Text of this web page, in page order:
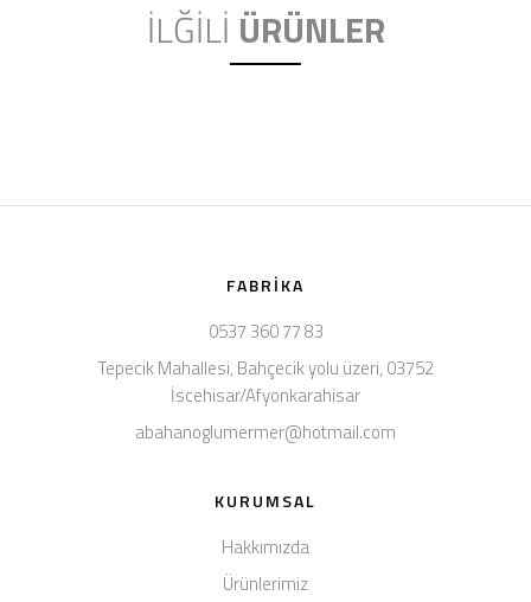
İLĞİLİ ÜRÜNLER
FABRIKA
0537 360 77 83
Tepecik Mahallesi, Bahçecik yolu üzeri, 03752
İscehisar/Afyonkarahisar
abahanoglumermer@hotmail.com
KURUMSAL
Hakkımızda
Ürünlerimiz